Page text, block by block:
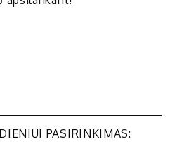
PASIRINKIMAS: